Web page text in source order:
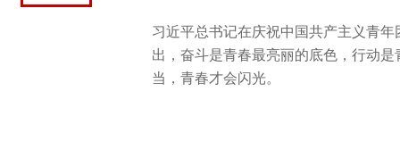
习近平总书记在庆祝中国共产主义青
出，奋斗是青春最亮丽的底色，行动
当，青春才会闪光。